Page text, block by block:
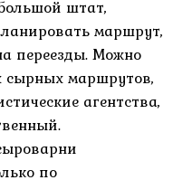
штат,
маршрут,
переезды. Можно
сырных маршрутов,
агентства,
по